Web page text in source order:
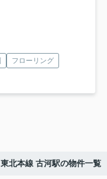
フローリング
東北本線 古河駅の物件一覧